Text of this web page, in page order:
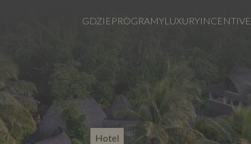
GDZIEPROGRAMYLUXURYINCENTIVE
Hotel